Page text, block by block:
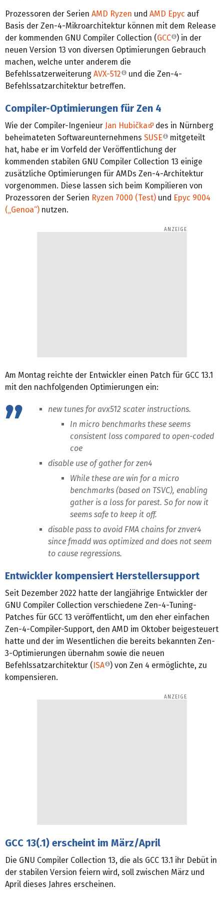
Prozessoren der Serien AMD Ryzen und AMD Epyc auf
Basis der Zen-4-Mikroarchitektur können mit dem Release
der kommenden GNU Compiler Collection (GCC
) in der
neuen Version 13 von diversen Optimierungen Gebrauch
machen, welche unter anderem die
Befehlssatzerweiterung AVX-512
und die Zen-4-
Befehlssatzarchitektur betreffen.
Compiler-Optimierungen für Zen 4
Wie der Compiler-Ingenieur Jan Hubička
des in Nürnberg
beheimateten Softwareunternehmens SUSE
mitgeteilt
hat, habe er im Vorfeld der Veröffentlichung der
kommenden stabilen GNU Compiler Collection 13 einige
zusätzliche Optimierungen für AMDs Zen-4-Architektur
vorgenommen. Diese lassen sich beim Kompilieren von
Prozessoren der Serien Ryzen 7000 (Test) und Epyc 9004
(„Genoa“) nutzen.
Am Montag reichte der Entwickler einen Patch für GCC 13.1
mit den nachfolgenden Optimierungen ein:
new tunes for avx512 scater instructions.
In micro benchmarks these seems
consistent loss compared to open-coded
coe
disable use of gather for zen4
While these are win for a micro
benchmarks (based on TSVC), enabling
gather is a loss for parest. So for now it
seems safe to keep it off.
disable pass to avoid FMA chains for znver4
since fmadd was optimized and does not seem
to cause regressions.
Entwickler kompensiert Herstellersupport
Seit Dezember 2022 hatte der langjährige Entwickler der
GNU Compiler Collection verschiedene Zen-4-Tuning-
Patches für GCC 13 veröffentlicht, um den eher einfachen
Zen-4-Compiler-Support, den AMD im Oktober beigesteuert
hatte und der im Wesentlichen die bereits bekannten Zen-
3-Optimierungen übernahm sowie die neuen
Befehlssatzarchitektur (ISA
) von Zen 4 ermöglichte, zu
kompensieren.
GCC 13(.1) erscheint im März/April
Die GNU Compiler Collection 13, die als GCC 13.1 ihr Debüt in
der stabilen Version feiern wird, soll zwischen März und
April dieses Jahres erscheinen.